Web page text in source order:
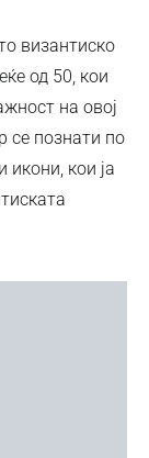
византиско
од 50, кои
на овој
се познати по
икони, кои ја